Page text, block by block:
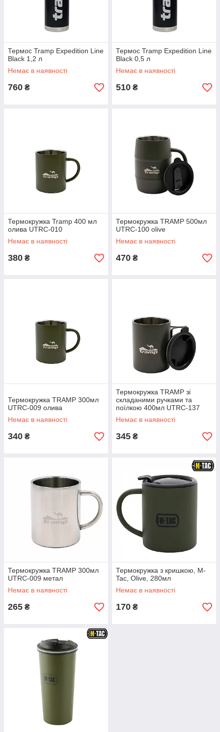
Термос Tramp Expedition Line
Black 1,2 л
Немає в наявності
760 ₴
Термос Tramp Expedition Line
Black 0,5 л
Немає в наявності
510 ₴
Термокружка Tramp 400 мл
олива UTRC-010
Немає в наявності
380 ₴
Термокружка TRAMP 500мл
UTRC-100 olive
Немає в наявності
470 ₴
Термокружка TRAMP 300мл
UTRC-009 олива
Немає в наявності
340 ₴
Термокружка TRAMP зі
складаними ручками та
поїлкою 400мл UTRC-137
олива
Немає в наявності
345 ₴
Термокружка TRAMP 300мл
UTRC-009 метал
Немає в наявності
265 ₴
Термокружка з кришкою, M-
Tac, Olive, 280мл
Немає в наявності
170 ₴